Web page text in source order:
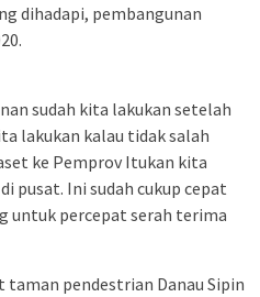
dihadapi, pembangunan
sudah kita lakukan setelah
lakukan kalau tidak salah
ke Pemprov Itukan kita
pusat. Ini sudah cukup cepat
untuk percepat serah terima
taman pendestrian Danau Sipin